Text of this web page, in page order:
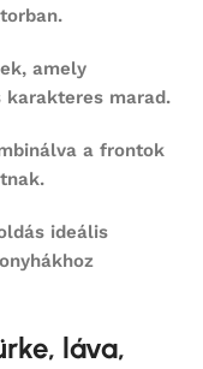
amely
marad.
a frontok
ideális
láva,